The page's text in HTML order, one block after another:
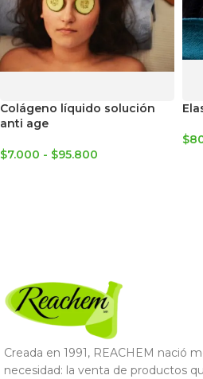
Colágeno líquido solución
anti age
$7.000 - $95.800
$
Creada en 1991, REACHEM nació
necesidad: la venta de productos